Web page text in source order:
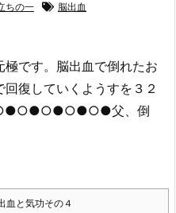
ちの一 脳出血
です。脳出血で倒れたお
復していくようすを３２
。○●○●○●○●○●父、倒
血と気功その４